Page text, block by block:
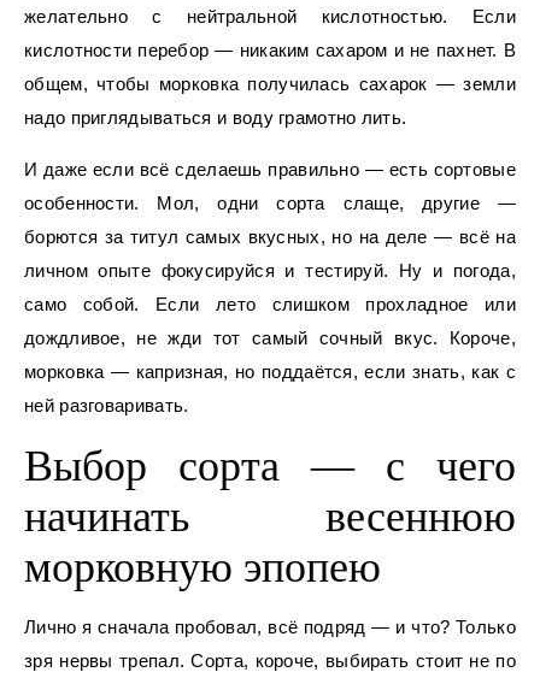
желательно с нейтральной кислотностью. Если
кислотности перебор — никаким сахаром и не пахнет. В
общем, чтобы морковка получилась сахарок — земли
надо приглядываться и воду грамотно лить.
И даже если всё сделаешь правильно — есть сортовые
особенности. Мол, одни сорта слаще, другие —
борются за титул самых вкусных, но на деле — всё на
личном опыте фокусируйся и тестируй. Ну и погода,
само собой. Если лето слишком прохладное или
дождливое, не жди тот самый сочный вкус. Короче,
морковка — капризная, но поддаётся, если знать, как с
ней разговаривать.
Выбор сорта — с чего
начинать весеннюю
морковную эпопею
Лично я сначала пробовал, всё подряд — и что? Только
зря нервы трепал. Сорта, короче, выбирать стоит не по